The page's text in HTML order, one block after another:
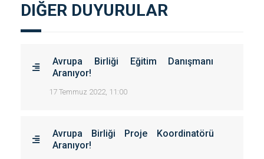
DIĞER DUYURULAR
Avrupa Birliği Eğitim Danışmanı
Aranıyor!
17 Temmuz 2022, 11:00
Avrupa Birliği Proje Koordinatörü
Aranıyor!